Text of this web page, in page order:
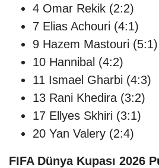
4 Omar Rekik (2:2)
7 Elias Achouri (4:1)
9 Hazem Mastouri (5:1)
10 Hannibal (4:2)
11 Ismael Gharbi (4:3)
13 Rani Khedira (3:2)
17 Ellyes Skhiri (3:1)
20 Yan Valery (2:4)
FIFA Dünya Kupası 2026